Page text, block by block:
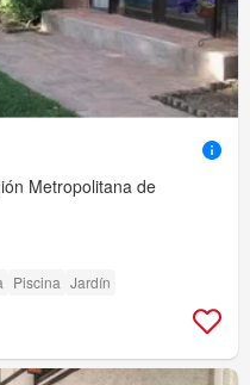
Metropolitana de
Piscina Jardín